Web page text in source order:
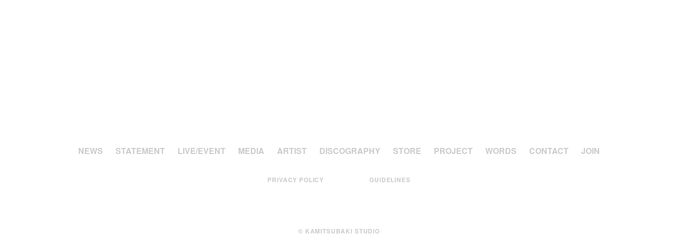
NEWS STATEMENT LIVE/EVENT MEDIA ARTIST DISCOGRAPHY STORE PROJECT WORDS CONTACT JOIN
PRIVACY POLICY GUIDELINES
© KAMITSUBAKI STUDIO